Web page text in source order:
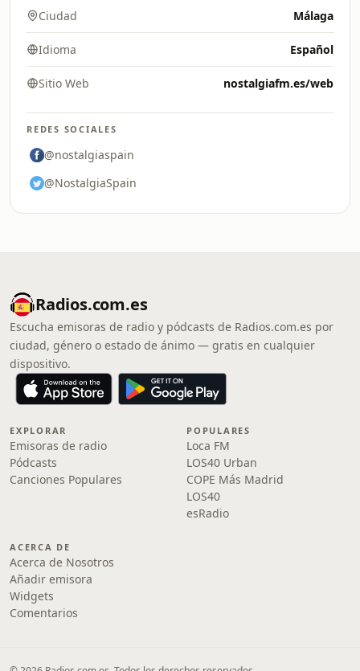
Ciudad Málaga
Idioma Español
Sitio Web nostalgiafm.es/web
REDES SOCIALES
@nostalgiaspain
@NostalgiaSpain
Radios.com.es
Escucha emisoras de radio y pódcasts de Radios.com.es por
ciudad, género o estado de ánimo — gratis en cualquier
dispositivo.
EXPLORAR
Emisoras de radio
Pódcasts
Canciones Populares
POPULARES
Loca FM
LOS40 Urban
COPE Más Madrid
LOS40
esRadio
ACERCA DE
Acerca de Nosotros
Añadir emisora
Widgets
Comentarios